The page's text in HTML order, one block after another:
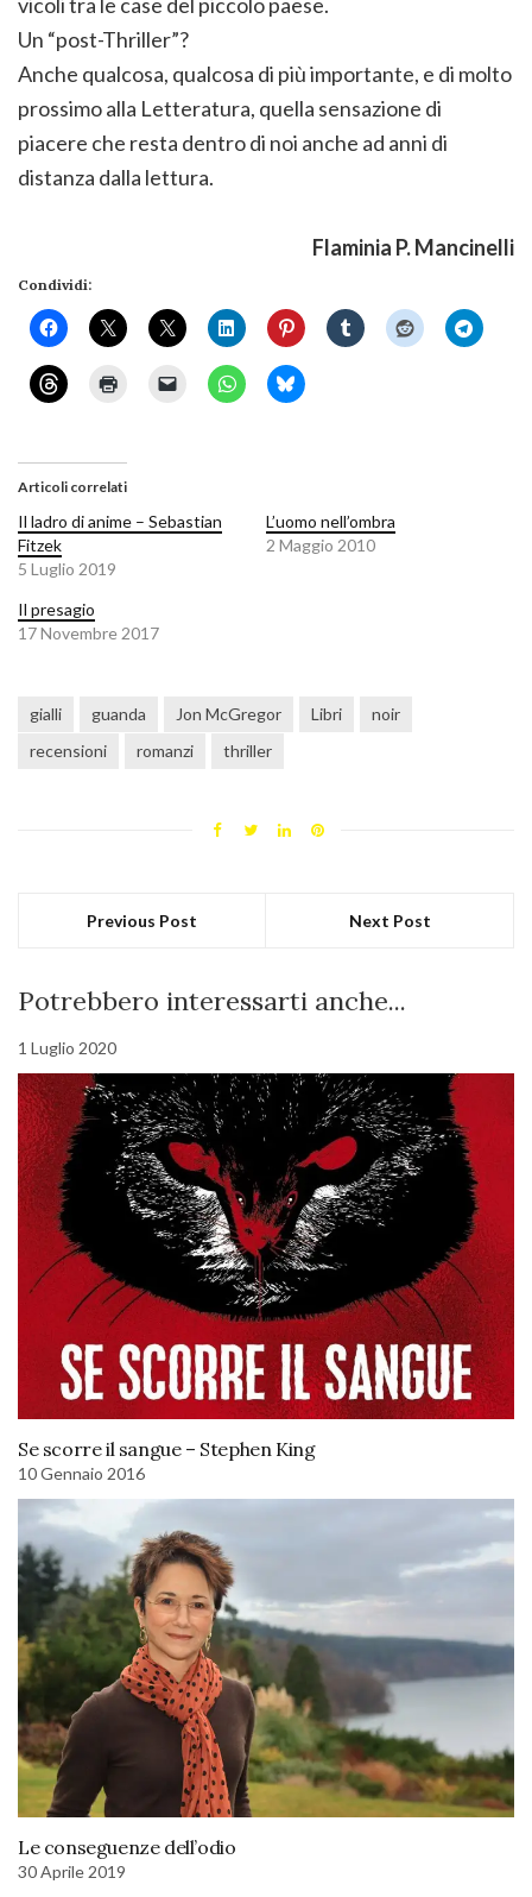
Un “post-Thriller”?
Anche qualcosa, qualcosa di più importante, e di molto
prossimo alla Letteratura, quella sensazione di
piacere che resta dentro di noi anche ad anni di
distanza dalla lettura.
Flaminia P. Mancinelli
Condividi:
Articoli correlati
Il ladro di anime – Sebastian
Fitzek
5 Luglio 2019
L’uomo nell’ombra
2 Maggio 2010
Il presagio
17 Novembre 2017
gialli guanda Jon McGregor Libri
noir
recensioni
romanzi thriller
Previous Post Next Post
Potrebbero interessarti anche...
1 Luglio 2020
Se scorre il sangue – Stephen King
10 Gennaio 2016
Le conseguenze dell’odio
30 Aprile 2019